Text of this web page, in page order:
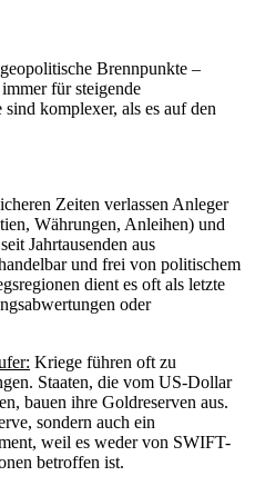
Brennpunkte –
für steigende
komplexer, als es auf den
Zeiten verlassen Anleger
Währungen, Anleihen) und
Jahrtausenden aus
und frei von politischem
dient es oft als letzte
oder
Kriege führen oft zu
Staaten, die vom US-Dollar
bauen ihre Goldreserven aus.
sondern auch ein
weil es weder von SWIFT-
betroffen ist.